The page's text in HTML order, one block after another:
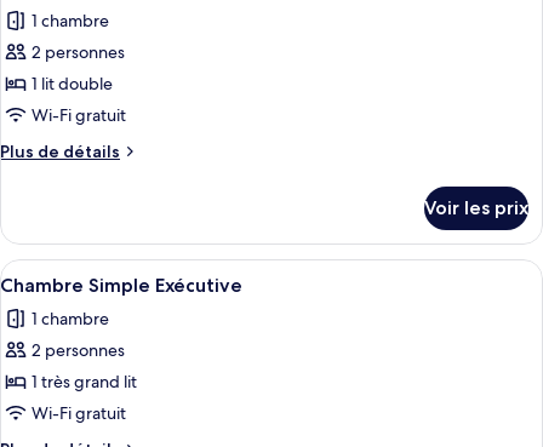
Suite
Luxe
les
photos
pour
ce
type
de
Chambre
Double
Standard
1 chambre
2 personnes
1 lit double
Wi-Fi gratuit
Plus de détails
Plus
le
type
de
Chambre
Double
Voir les prix
Afficher
toutes
les
photos
pour
ce
type
Une chambre à coucher avec un lit,
1
Chambre Simple Exécutive
1 chambre
2 personnes
1 très grand lit
Wi-Fi gratuit